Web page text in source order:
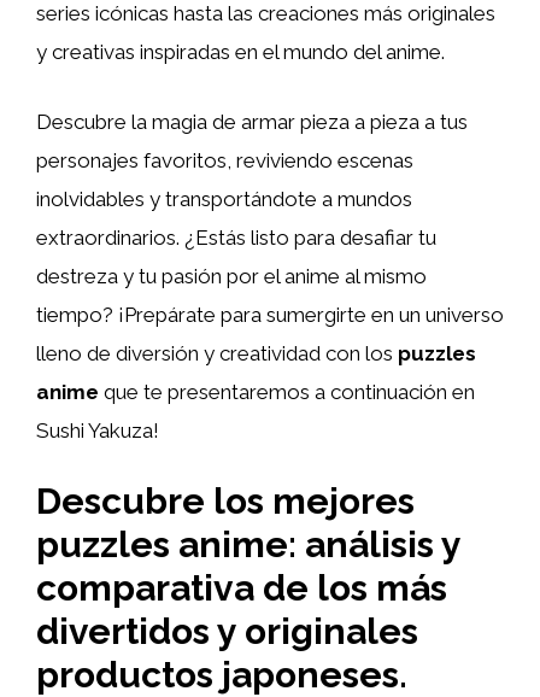
series icónicas hasta las creaciones más originales
y creativas inspiradas en el mundo del anime.
Descubre la magia de armar pieza a pieza a tus
personajes favoritos, reviviendo escenas
inolvidables y transportándote a mundos
extraordinarios. ¿Estás listo para desafiar tu
destreza y tu pasión por el anime al mismo
tiempo? ¡Prepárate para sumergirte en un universo
lleno de diversión y creatividad con los puzzles
anime que te presentaremos a continuación en
Sushi Yakuza!
Descubre los mejores
puzzles anime: análisis y
comparativa de los más
divertidos y originales
productos japoneses.